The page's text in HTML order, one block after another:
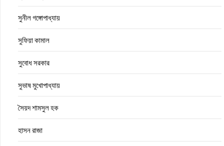
সুনীল গঙ্গোপাধ্যায়
সুফিয়া কামাল
সুবোধ সরকার
সুভাষ মুখোপাধ্যায়
সৈয়দ শামসুল হক
হাসন রাজা